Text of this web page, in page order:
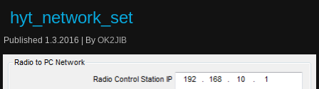
hyt_network_set
Published 1.3.2016 By OK2JIB